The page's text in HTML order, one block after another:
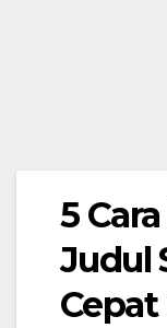
5
Judul